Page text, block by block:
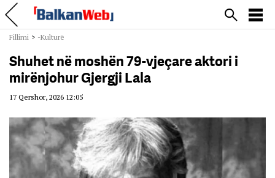
Fillimi > -Kulturë
Shuhet në moshën 79-vjeçare aktori i
mirënjohur Gjergji Lala
17 Qershor, 2026 12:05